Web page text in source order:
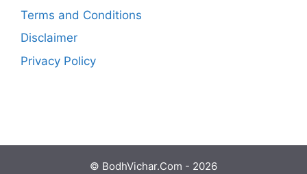
Terms and Conditions
Disclaimer
Privacy Policy
© BodhVichar.Com - 2026